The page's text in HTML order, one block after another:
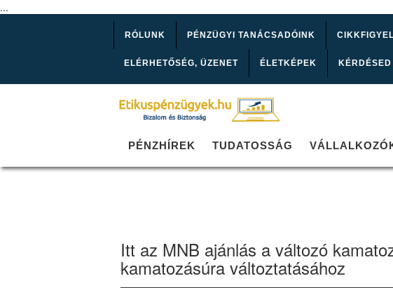
...
RÓLUNK PÉNZÜGYI TANÁCSADÓINK
ELÉRHETŐSÉG, ÜZENET ÉLETKÉPEK
PÉNZHÍREK TUDATOSSÁG
Itt az MNB ajánlás a változó
kamatozásúra változtatásához